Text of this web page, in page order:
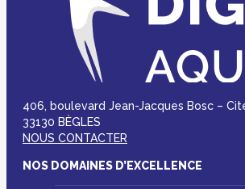
406, boulevard Jean-Jacques Bosc –
33130 BÈGLES
NOUS CONTACTER
NOS DOMAINES D’EXCELLENCE